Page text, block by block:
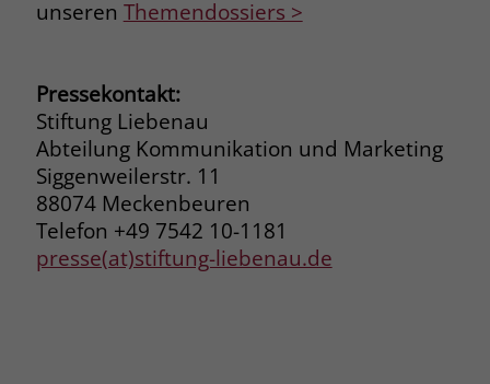
unseren Themendossiers >
Pressekontakt:
Stiftung Liebenau
Abteilung Kommunikation und Marketing
Siggenweilerstr. 11
88074 Meckenbeuren
Telefon +49 7542 10-1181
presse(at)stiftung-liebenau.de
Zweck
von Facebook zurückzuführen. Dieses
Verbraucher auf Facebook ist. Dieses
Cookie verfolgt die Besuche eines
Nutzers auf verschiedenen Websites
und meldet dieses Verhalten an
Facebook. Facebook kann dann die
gesammelten Daten nutzen, um den
Nutzer besser zu verstehen und
bessere, relevantere Werbung zu